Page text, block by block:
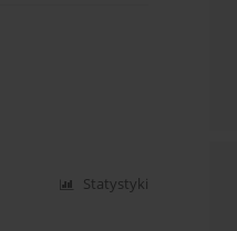
Statystyki